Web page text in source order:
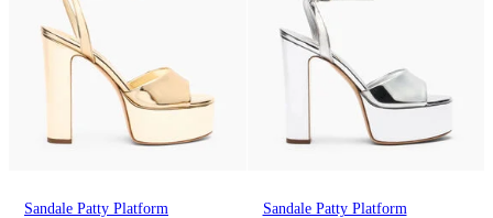
Sandale Patty Platform
Sandale Patty Platform